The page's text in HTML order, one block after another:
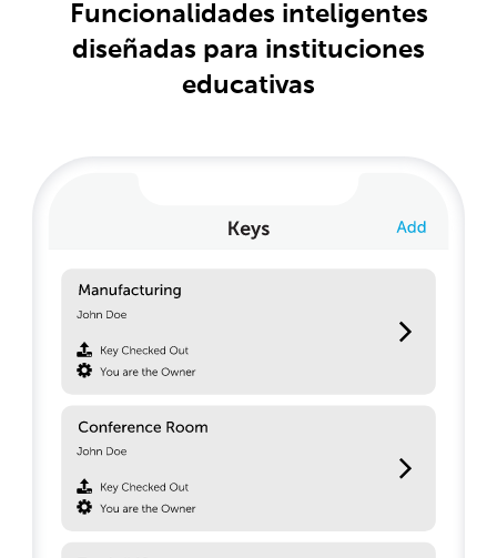
Funcionalidades inteligentes
diseñadas para instituciones
educativas